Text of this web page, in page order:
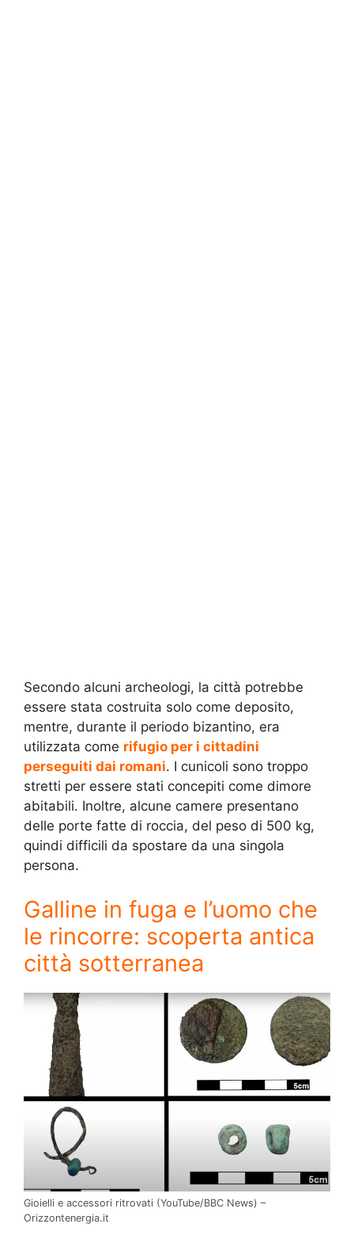
Secondo alcuni archeologi, la città potrebbe
essere stata costruita solo come deposito,
mentre, durante il periodo bizantino, era
utilizzata come rifugio per i cittadini
perseguiti dai romani. I cunicoli sono troppo
stretti per essere stati concepiti come dimore
abitabili. Inoltre, alcune camere presentano
delle porte fatte di roccia, del peso di 500 kg,
quindi difficili da spostare da una singola
persona.
Galline in fuga e l’uomo che
le rincorre: scoperta antica
città sotterranea
Gioielli e accessori ritrovati (YouTube/BBC News) –
Orizzontenergia.it